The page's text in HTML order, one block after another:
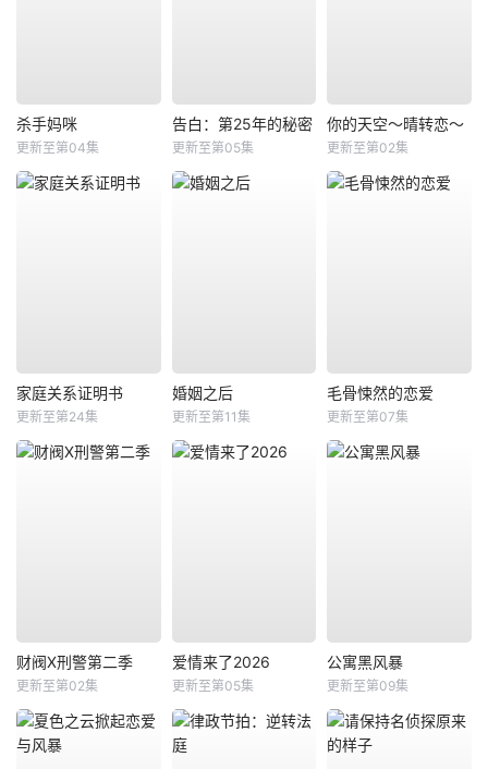
杀手妈咪
更新至第04集
告白：第25年的秘密
更新至第05集
你的天空～晴转恋～
更新至第02集
家庭关系证明书
更新至第24集
婚姻之后
更新至第11集
毛骨悚然的恋爱
更新至第07集
财阀X刑警第二季
更新至第02集
爱情来了2026
更新至第05集
公寓黑风暴
更新至第09集